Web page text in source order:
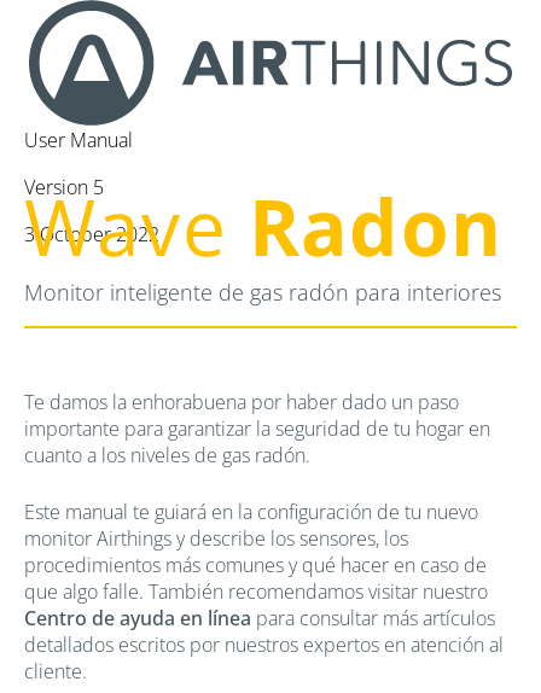
User Manual
Version 5
3 October 2022
Wave Radon
Monitor inteligente de gas radón para interiores
Te damos la enhorabuena por haber dado un paso
importante para garantizar la seguridad de tu hogar en
cuanto a los niveles de gas radón.
Este manual te guiará en la configuración de tu nuevo
monitor Airthings y describe los sensores, los
procedimientos más comunes y qué hacer en caso de
que algo falle. También recomendamos visitar nuestro
Centro de ayuda en línea para consultar más artículos
detallados escritos por nuestros expertos en atención al
cliente.